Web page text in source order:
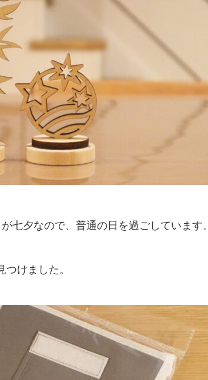
七夕なので、普通の日を過ごしています。
けました。